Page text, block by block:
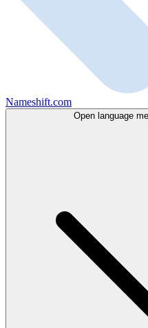
Nameshift.com
Open language